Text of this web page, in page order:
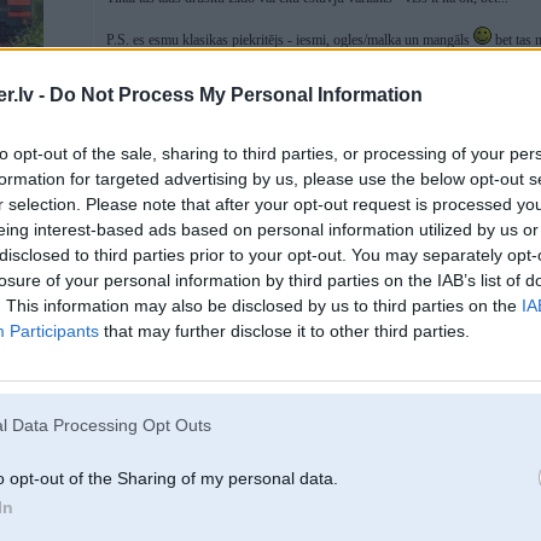
- Do Not Process My Personal Information
opt-out of the sale, sharing to third parties, or processing of your
for targeted advertising by us, please use the below opt-out
selection. Please note that after your opt-out request is processed
interest-based ads based on personal information utilized by us
to third parties prior to your opt-out. You may separately
of your personal information by third parties on the IAB’s list of
This information may also be disclosed by us to third parties on the
Participants that may further disclose it to other third parties.
Data Processing Opt Outs
opt-out of the Sharing of my personal data.
P.S. es esmu klasikas piekritējs - iesmi, ogles/malka un mangāls bet tas
04. Aug 2026, 12:23
Nepatīk tīrīt grillus
04. Aug 2026, 14:38
Njem "dual fuel" tipa. Var gan uz ogleem, gan uz gaazes ja nav laika. Es